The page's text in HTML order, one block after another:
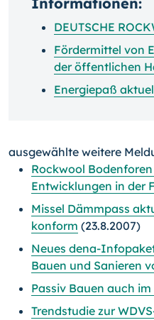
DEUTSCHE
Fördermittel von
der öffentlichen
Energiepaß
ausgewählte weitere
Rockwool
Entwicklungen in der
Missel Dämmpass
konform (23.8.2007)
Neues dena-
Bauen und Sanieren
Passiv Bauen auch
Trendstudie zur